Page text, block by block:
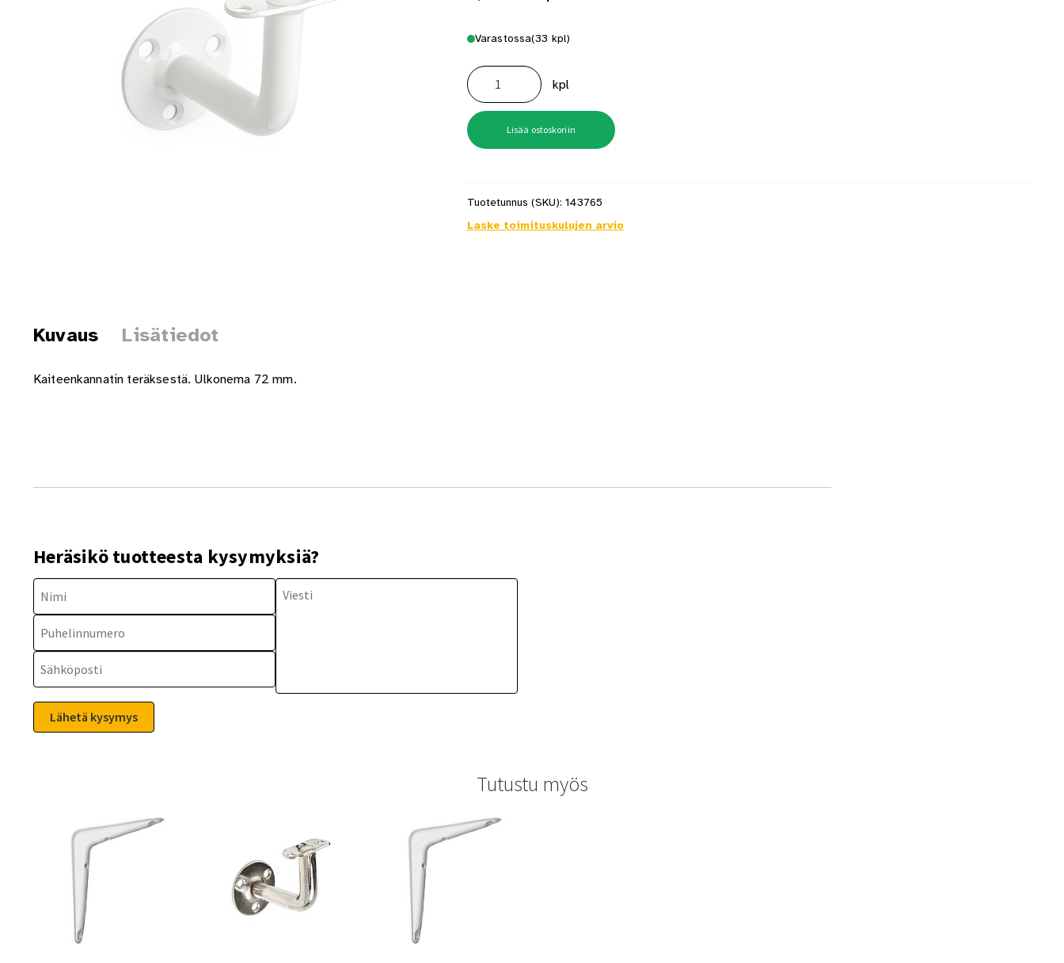
Varastossa(33 kpl)
Kaiteenkannatin
87
Valkoinen
määrä
kpl
Lisää ostoskoriin
Tuotetunnus (SKU): 143765
Laske toimituskulujen arvio
Kuvaus Lisätiedot
Kaiteenkannatin teräksestä. Ulkonema 72 mm.
Heräsikö tuotteesta kysymyksiä?
Tutustu myös